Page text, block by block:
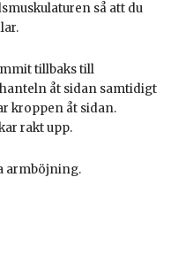
så att du
tillbaks till
åt sidan samtidigt
kroppen åt sidan.
rakt upp.
armböjning.